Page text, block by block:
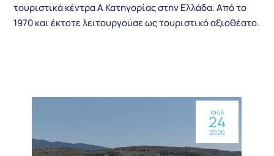
τουριστικά κέντρα Α Κατηγορίας στην Ελλάδα. Από το
1970 και έκτοτε λειτουργούσε ως τουριστικό αξιοθέατο.
Ιούλ
24
2026